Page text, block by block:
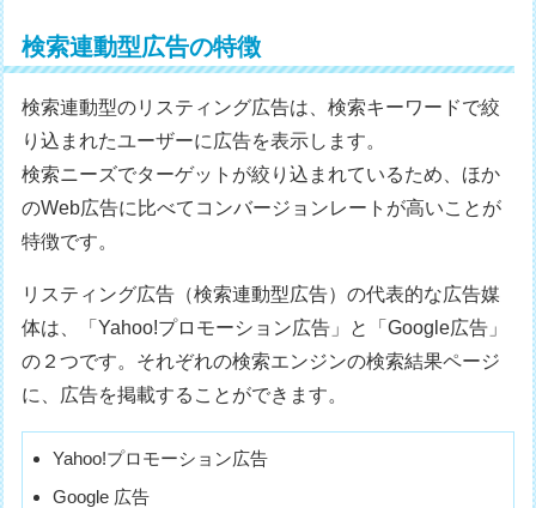
検索連動型広告の特徴
検索連動型のリスティング広告は、検索キーワードで絞
り込まれたユーザーに広告を表示します。
検索ニーズでターゲットが絞り込まれているため、ほか
のWeb広告に比べてコンバージョンレートが高いことが
特徴です。
リスティング広告（検索連動型広告）の代表的な広告媒
体は、「Yahoo!プロモーション広告」と「Google広告」
の２つです。それぞれの検索エンジンの検索結果ページ
に、広告を掲載することができます。
Yahoo!プロモーション広告
Google 広告